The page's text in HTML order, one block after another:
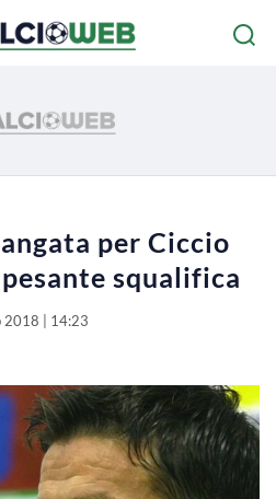
per Ciccio
squalifica
2018 | 14:23